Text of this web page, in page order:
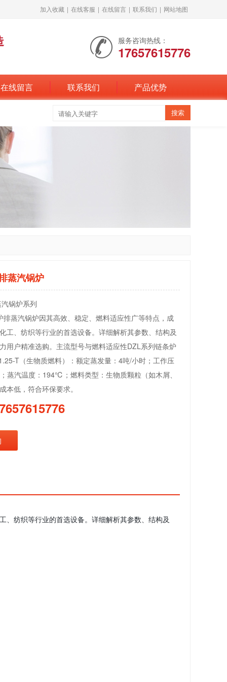
加入收藏 | 在线客服 | 在线留言 | 联系我们 | 网站地图
服务咨询热线：
17657615776
在线留言 联系我们 产品优势
蒸汽锅炉
锅炉系列
排蒸汽锅炉因其高效、稳定、燃料适应性广等特点，成
工、纺织等行业的首选设备。详细解析其参数、结构及
用户精准选购。主流型号与燃料适应性DZL系列链条炉
T（生物质燃料）：额定蒸发量：4吨/小时；工作压
蒸汽温度：194℃；燃料类型：生物质颗粒（如木屑、
本低，符合环保要求。
、纺织等行业的首选设备。详细解析其参数、结构及